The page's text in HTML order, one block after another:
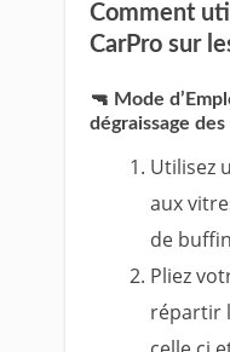
Comment
CarPro sur
🔫 Mode
dégraissage
Utilisez
aux
de
Pliez
répartir